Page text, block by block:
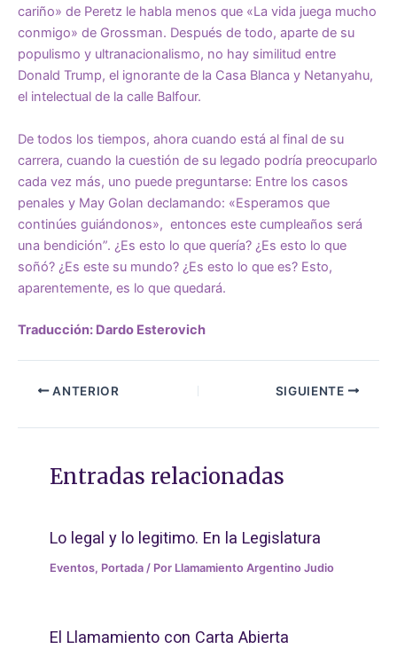
cariño» de Peretz le habla menos que «La vida juega mucho
conmigo» de Grossman. Después de todo, aparte de su
populismo y ultranacionalismo, no hay similitud entre
Donald Trump, el ignorante de la Casa Blanca y Netanyahu,
el intelectual de la calle Balfour.
De todos los tiempos, ahora cuando está al final de su
carrera, cuando la cuestión de su legado podría preocuparlo
cada vez más, uno puede preguntarse: Entre los casos
penales y May Golan declamando: «Esperamos que
continúes guiándonos», entonces este cumpleaños será
una bendición”. ¿Es esto lo que quería? ¿Es esto lo que
soñó? ¿Es este su mundo? ¿Es esto lo que es? Esto,
aparentemente, es lo que quedará.
Traducción: Dardo Esterovich
ANTERIOR SIGUIENTE
Entradas relacionadas
Lo legal y lo legitimo. En la Legislatura
Eventos, Portada / Por Llamamiento Argentino Judio
El Llamamiento con Carta Abierta